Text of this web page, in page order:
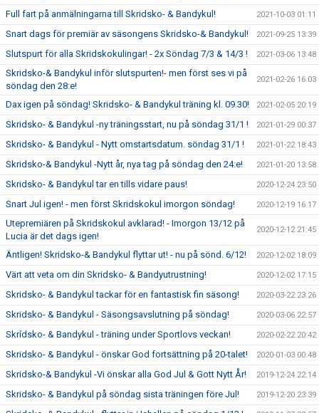
Full fart på anmälningarna till Skridsko- & Bandykul! 2021-10-03 01:11
Snart dags för premiär av säsongens Skridsko-& Bandykul! 2021-09-25 13:39
Slutspurt för alla Skridskokulingar! - 2x Söndag 7/3 & 14/3 ! 2021-03-06 13:48
Skridsko-& Bandykul inför slutspurten!- men först ses vi på
söndag den 28:e!
2021-02-26 16:03
Dax igen på söndag! Skridsko- & Bandykul träning kl. 09.30! 2021-02-05 20:19
Skridsko- & Bandykul -ny träningsstart, nu på söndag 31/1 ! 2021-01-29 00:37
Skridsko- & Bandykul - Nytt omstartsdatum. söndag 31/1 ! 2021-01-22 18:43
Skridsko-& Bandykul -Nytt år, nya tag på söndag den 24:e! 2021-01-20 13:58
Skridsko- & Bandykul tar en tills vidare paus! 2020-12-24 23:50
Snart Jul igen! - men först Skridskokul imorgon söndag! 2020-12-19 16:17
Utepremiären på Skridskokul avklarad! - Imorgon 13/12 på
Lucia är det dags igen!
2020-12-12 21:45
Äntligen! Skridsko-& Bandykul flyttar ut! - nu på sönd. 6/12! 2020-12-02 18:09
Värt att veta om din Skridsko- & Bandyutrustning! 2020-12-02 17:15
Skridsko- & Bandykul tackar för en fantastisk fin säsong! 2020-03-22 23:26
Skridsko- & Bandykul - Säsongsavslutning på söndag! 2020-03-06 22:57
Skrídsko- & Bandykul - träning under Sportlovs veckan! 2020-02-22 20:42
Skridsko- & Bandykul - önskar God fortsättning på 20-talet! 2020-01-03 00:48
Skridsko-& Bandykul -Vi önskar alla God Jul & Gott Nytt År! 2019-12-24 22:14
Skridsko- & Bandykul på söndag sista träningen före Jul! 2019-12-20 23:39